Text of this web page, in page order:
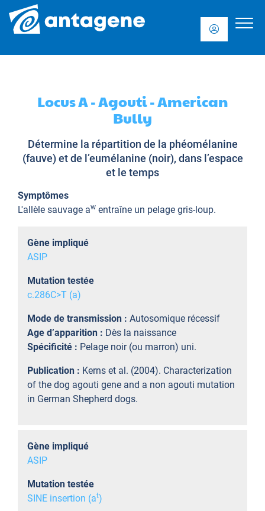
Locus A - Agouti - American
Bully
Détermine la répartition de la phéomélanine
(fauve) et de l’eumélanine (noir), dans l’espace
et le temps
Symptômes
L'allèle sauvage aw entraîne un pelage gris-loup.
Gène impliqué
ASIP
Mutation testée
c.286C>T (a)
Mode de transmission : Autosomique récessif
Age d’apparition : Dès la naissance
Spécificité : Pelage noir (ou marron) uni.
Publication : Kerns et al. (2004). Characterization
of the dog agouti gene and a non agouti mutation
in German Shepherd dogs.
Gène impliqué
ASIP
Mutation testée
SINE insertion (at)